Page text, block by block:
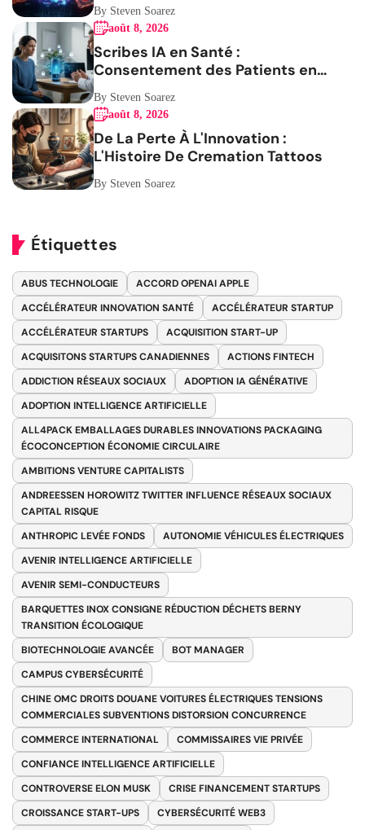
By Steven Soarez
août 8, 2026
Scribes IA en Santé :
Consentement des Patients en
Question
By Steven Soarez
août 8, 2026
De La Perte À L'Innovation :
L'Histoire De Cremation Tattoos
By Steven Soarez
Étiquettes
ABUS TECHNOLOGIE
ACCORD OPENAI APPLE
ACCÉLÉRATEUR INNOVATION SANTÉ
ACCÉLÉRATEUR STARTUP
ACCÉLÉRATEUR STARTUPS
ACQUISITION START-UP
ACQUISITONS STARTUPS CANADIENNES
ACTIONS FINTECH
ADDICTION RÉSEAUX SOCIAUX
ADOPTION IA GÉNÉRATIVE
ADOPTION INTELLIGENCE ARTIFICIELLE
ALL4PACK EMBALLAGES DURABLES INNOVATIONS PACKAGING
ÉCOCONCEPTION ÉCONOMIE CIRCULAIRE
AMBITIONS VENTURE CAPITALISTS
ANDREESSEN HOROWITZ TWITTER INFLUENCE RÉSEAUX SOCIAUX
CAPITAL RISQUE
ANTHROPIC LEVÉE FONDS
AUTONOMIE VÉHICULES ÉLECTRIQUES
AVENIR INTELLIGENCE ARTIFICIELLE
AVENIR SEMI-CONDUCTEURS
BARQUETTES INOX CONSIGNE RÉDUCTION DÉCHETS BERNY
TRANSITION ÉCOLOGIQUE
BIOTECHNOLOGIE AVANCÉE
BOT MANAGER
CAMPUS CYBERSÉCURITÉ
CHINE OMC DROITS DOUANE VOITURES ÉLECTRIQUES TENSIONS
COMMERCIALES SUBVENTIONS DISTORSION CONCURRENCE
COMMERCE INTERNATIONAL
COMMISSAIRES VIE PRIVÉE
CONFIANCE INTELLIGENCE ARTIFICIELLE
CONTROVERSE ELON MUSK
CRISE FINANCEMENT STARTUPS
CROISSANCE START-UPS
CYBERSÉCURITÉ WEB3